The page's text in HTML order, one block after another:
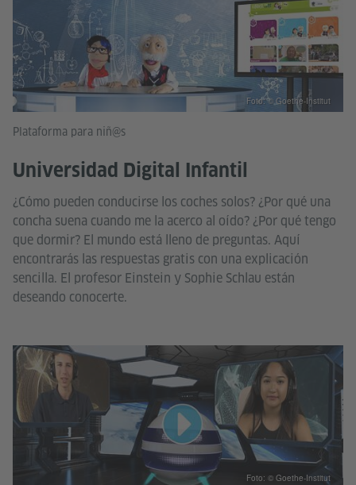
Plataforma para niñ@s
Universidad Digital Infantil
¿Cómo pueden conducirse los coches solos? ¿Por qué una
concha suena cuando me la acerco al oído? ¿Por qué tengo
que dormir? El mundo está lleno de preguntas. Aquí
encontrarás las respuestas gratis con una explicación
sencilla. El profesor Einstein y Sophie Schlau están
deseando conocerte.
Foto: © Goethe-Institut
Foto: © Goethe-Institut